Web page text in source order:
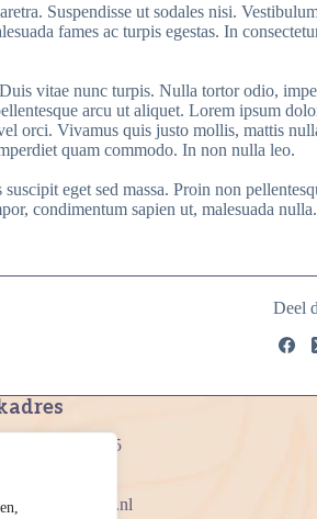
Suspendisse ut sodales nisi.
fames ac turpis egestas. In
vitae nunc turpis. Nulla tortor odio,
arcu ut aliquet. Lorem ipsum
orci. Vivamus quis justo mollis, mattis
quam commodo. In non nulla leo.
suscipit eget sed massa. Proin non
condimentum sapien ut, malesuada
Deel
Smitweg 85
Dorp